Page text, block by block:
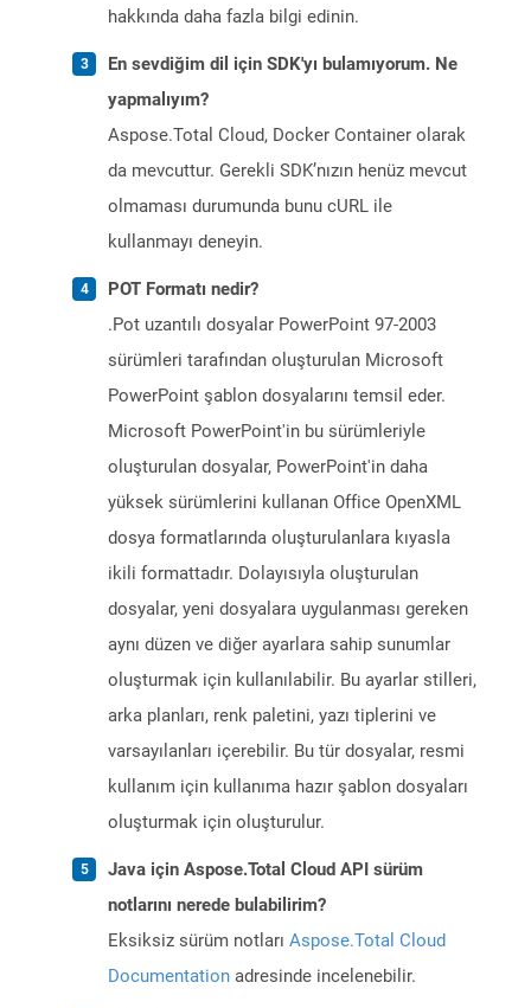
hakkında daha fazla bilgi edinin.
En sevdiğim dil için SDK'yı bulamıyorum. Ne
yapmalıyım?
Aspose.Total Cloud, Docker Container olarak
da mevcuttur. Gerekli SDK’nızın henüz mevcut
olmaması durumunda bunu cURL ile
kullanmayı deneyin.
POT Formatı nedir?
.Pot uzantılı dosyalar PowerPoint 97-2003
sürümleri tarafından oluşturulan Microsoft
PowerPoint şablon dosyalarını temsil eder.
Microsoft PowerPoint'in bu sürümleriyle
oluşturulan dosyalar, PowerPoint'in daha
yüksek sürümlerini kullanan Office OpenXML
dosya formatlarında oluşturulanlara kıyasla
ikili formattadır. Dolayısıyla oluşturulan
dosyalar, yeni dosyalara uygulanması gereken
aynı düzen ve diğer ayarlara sahip sunumlar
oluşturmak için kullanılabilir. Bu ayarlar stilleri,
arka planları, renk paletini, yazı tiplerini ve
varsayılanları içerebilir. Bu tür dosyalar, resmi
kullanım için kullanıma hazır şablon dosyaları
oluşturmak için oluşturulur.
Java için Aspose.Total Cloud API sürüm
notlarını nerede bulabilirim?
Eksiksiz sürüm notları Aspose.Total Cloud
Documentation adresinde incelenebilir.